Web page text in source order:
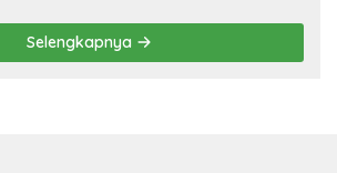
Selengkapnya